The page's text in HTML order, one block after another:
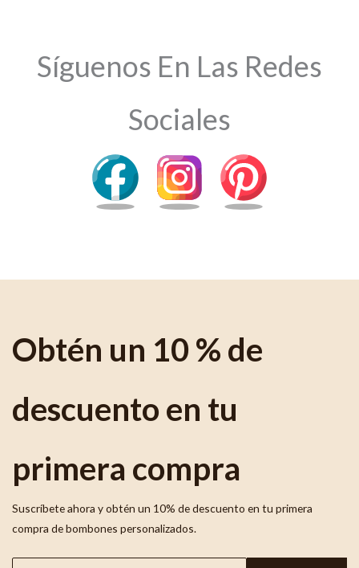
Síguenos En Las Redes
Sociales
Obtén un 10 % de
descuento en tu
primera compra
Suscríbete ahora y obtén un 10% de descuento en tu primera
compra de bombones personalizados.